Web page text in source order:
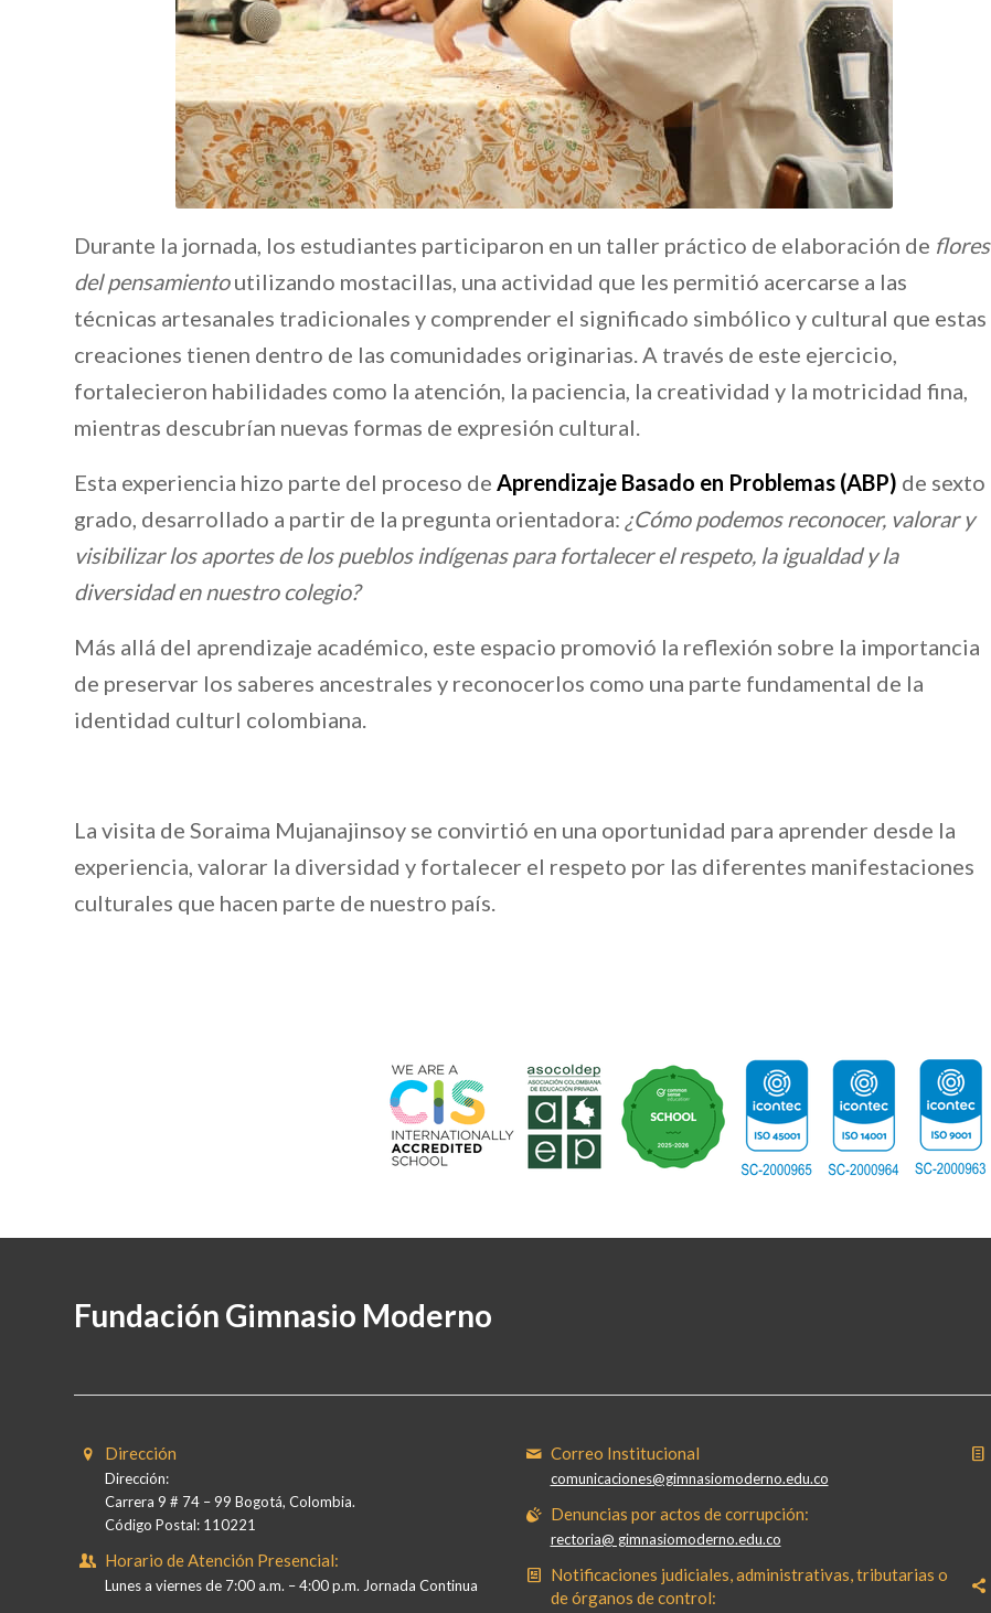
Durante la jornada, los estudiantes participaron en un taller práctico de elaboración de flores
del pensamientoutilizando mostacillas, una actividad que les permitió acercarse a las
técnicas artesanales tradicionales y comprender el significado simbólico y cultural que estas
creaciones tienen dentro de las comunidades originarias. A través de este ejercicio,
fortalecieron habilidades como la atención, la paciencia, la creatividad y la motricidad fina,
mientras descubrían nuevas formas de expresión cultural.
Esta experiencia hizo parte del proceso de Aprendizaje Basado en Problemas (ABP) de sexto
grado, desarrollado a partir de la pregunta orientadora: ¿Cómo podemos reconocer, valorar y
visibilizar los aportes de los pueblos indígenas para fortalecer el respeto, la igualdad y la
diversidad en nuestro colegio?
Más allá del aprendizaje académico, este espacio promovió la reflexión sobre la importancia
de preservar los saberes ancestrales y reconocerlos como una parte fundamental de la
identidad culturl colombiana.
La visita de Soraima Mujanajinsoy se convirtió en una oportunidad para aprender desde la
experiencia, valorar la diversidad y fortalecer el respeto por las diferentes manifestaciones
culturales que hacen parte de nuestro país.
Fundación Gimnasio Moderno
Dirección
Dirección:
Carrera 9 # 74 – 99 Bogotá, Colombia.
Código Postal: 110221
Horario de Atención Presencial:
Lunes a viernes de 7:00 a.m. – 4:00 p.m. Jornada Continua
Correo Institucional
comunicaciones@gimnasiomoderno.edu.co
Denuncias por actos de corrupción:
rectoria@ gimnasiomoderno.edu.co
Notificaciones judiciales, administrativas, tributarias o
de órganos de control: